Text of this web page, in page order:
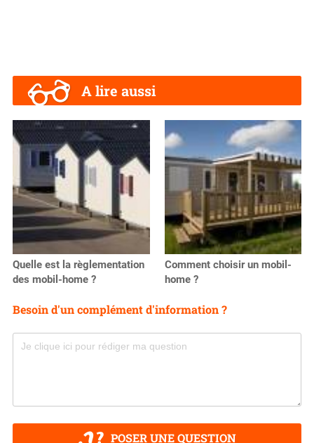
A lire aussi
Quelle est la règlementation
des mobil-home ?
Comment choisir un mobil-
home ?
Besoin d'un complément d'information ?
POSER UNE QUESTION